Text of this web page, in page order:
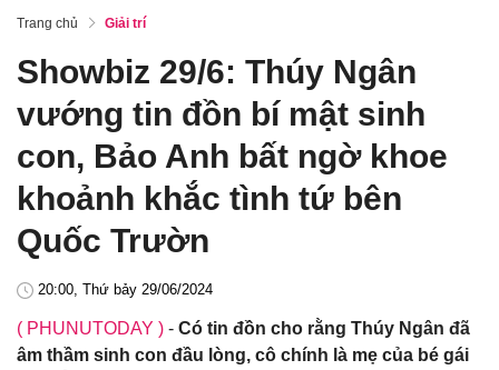
Trang chủ Giải trí
Showbiz 29/6: Thúy Ngân
vướng tin đồn bí mật sinh
con, Bảo Anh bất ngờ khoe
khoảnh khắc tình tứ bên
Quốc Trườn
20:00, Thứ bảy 29/06/2024
( PHUNUTODAY ) - Có tin đồn cho rằng Thúy Ngân đã
âm thầm sinh con đầu lòng, cô chính là mẹ của bé gái